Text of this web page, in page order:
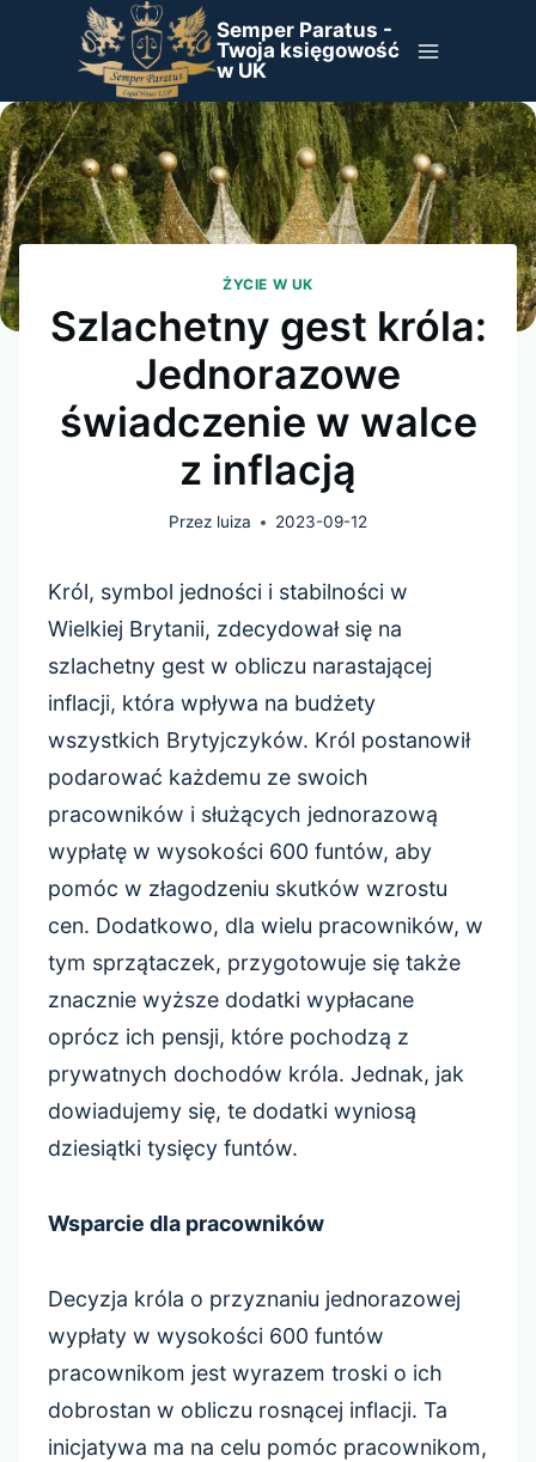
Semper Paratus -
Twoja księgowość
w UK
ŻYCIE W UK
Szlachetny gest króla:
Jednorazowe
świadczenie w walce
z inflacją
Przez luiza 2023-09-12
Król, symbol jedności i stabilności w
Wielkiej Brytanii, zdecydował się na
szlachetny gest w obliczu narastającej
inflacji, która wpływa na budżety
wszystkich Brytyjczyków. Król postanowił
podarować każdemu ze swoich
pracowników i służących jednorazową
wypłatę w wysokości 600 funtów, aby
pomóc w złagodzeniu skutków wzrostu
cen. Dodatkowo, dla wielu pracowników, w
tym sprzątaczek, przygotowuje się także
znacznie wyższe dodatki wypłacane
oprócz ich pensji, które pochodzą z
prywatnych dochodów króla. Jednak, jak
dowiadujemy się, te dodatki wyniosą
dziesiątki tysięcy funtów.
Wsparcie dla pracowników
Decyzja króla o przyznaniu jednorazowej
wypłaty w wysokości 600 funtów
pracownikom jest wyrazem troski o ich
dobrostan w obliczu rosnącej inflacji. Ta
inicjatywa ma na celu pomóc pracownikom,